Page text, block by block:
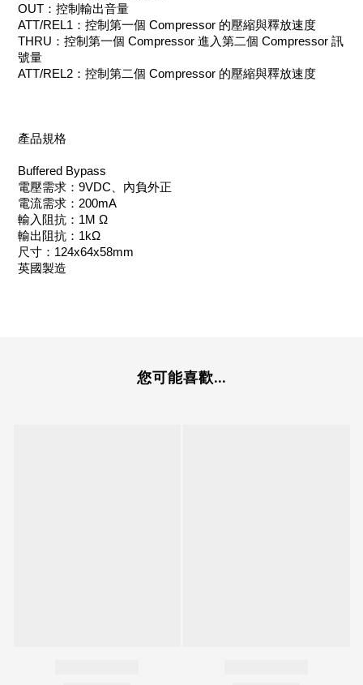
OUT：控制輸出音量
ATT/REL1：控制第一個 Compressor 的壓縮與釋放速度
THRU：控制第一個 Compressor 進入第二個 Compressor 訊
號量
ATT/REL2：控制第二個 Compressor 的壓縮與釋放速度
產品規格
Buffered Bypass
電壓需求：9VDC、內負外正
電流需求：200mA
輸入阻抗：1M Ω
輸出阻抗：1kΩ
尺寸：124x64x58mm
英國製造
您可能喜歡...